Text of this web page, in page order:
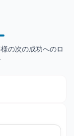
の次の成功へのロ